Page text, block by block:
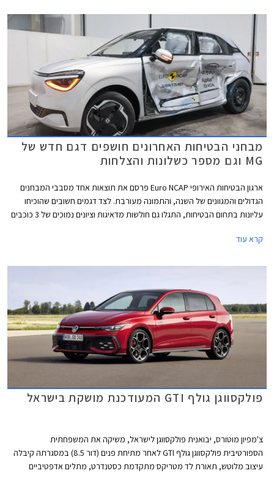
מבחני הבטיחות האחרונים חושפים דגם חדש של
MG וגם מספר כשלונות והצלחות
ארגון הבטיחות האירופי Euro NCAP פרסם את תוצאות אחד מסבבי המבחנים
הגדולים והמגוונים של השנה, והתמונה מעורבת. לצד דגמים חשובים שהוכיחו
עליונות בתחום הבטיחות, התגלו גם חולשות מדאיגות וציונים נמוכים של 3 כוכבים
מנת לבדוק את רמת בטיחותו בסטנדרטים של היום.
קרא עוד
פולקסווגן גולף GTI המעודכנת מושקת בישראל
צ'מפיון מוטורס, יבואנית פולקסווגן לישראל, משיקה את המשפחתית
הספורטיבית פולקסווגן גולף GTI לאחר מתיחת פנים (דור 8.5) במסגרתה קיבלה
עיצוב מלוטש, תאורת לד מטריקס מתקדמת כסטנדרט, מתלים אדפטיביים